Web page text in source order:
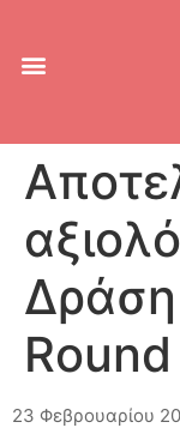
23 Φεβρουαρίου